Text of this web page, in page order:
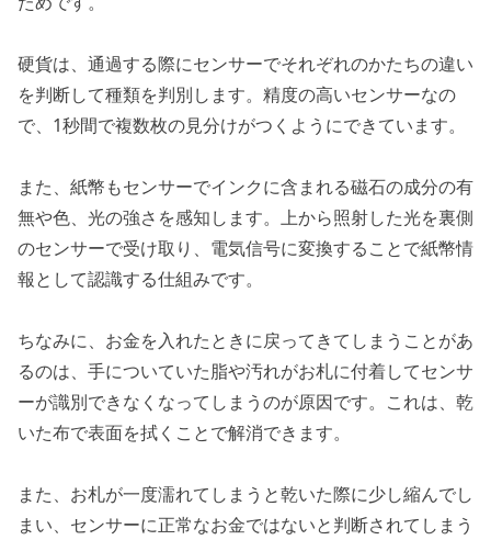
硬貨は、通過する際にセンサーでそれぞれのかたちの違い
を判断して種類を判別します。精度の高いセンサーなの
で、1秒間で複数枚の見分けがつくようにできています。
また、紙幣もセンサーでインクに含まれる磁石の成分の有
無や色、光の強さを感知します。上から照射した光を裏側
のセンサーで受け取り、電気信号に変換することで紙幣情
報として認識する仕組みです。
ちなみに、お金を入れたときに戻ってきてしまうことがあ
るのは、手についていた脂や汚れがお札に付着してセンサ
ーが識別できなくなってしまうのが原因です。これは、乾
いた布で表面を拭くことで解消できます。
また、お札が一度濡れてしまうと乾いた際に少し縮んでし
まい、センサーに正常なお金ではないと判断されてしまう